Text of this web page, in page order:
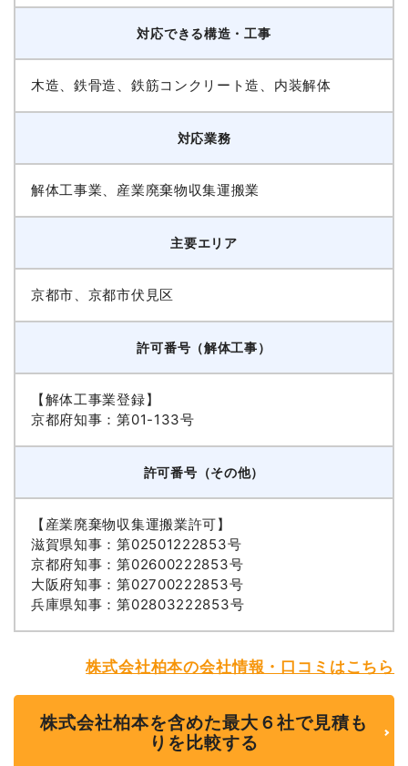
対応できる構造・工事
木造、鉄骨造、鉄筋コンクリート造、内装解体
対応業務
解体工事業、産業廃棄物収集運搬業
主要エリア
京都市、京都市伏見区
許可番号（解体工事）
【解体工事業登録】
京都府知事：第01-133号
許可番号（その他）
【産業廃棄物収集運搬業許可】
滋賀県知事：第02501222853号
京都府知事：第02600222853号
大阪府知事：第02700222853号
兵庫県知事：第02803222853号
株式会社柏本の会社情報・口コミはこちら
株式会社柏本を含めた最大６社で見積も
りを比較する